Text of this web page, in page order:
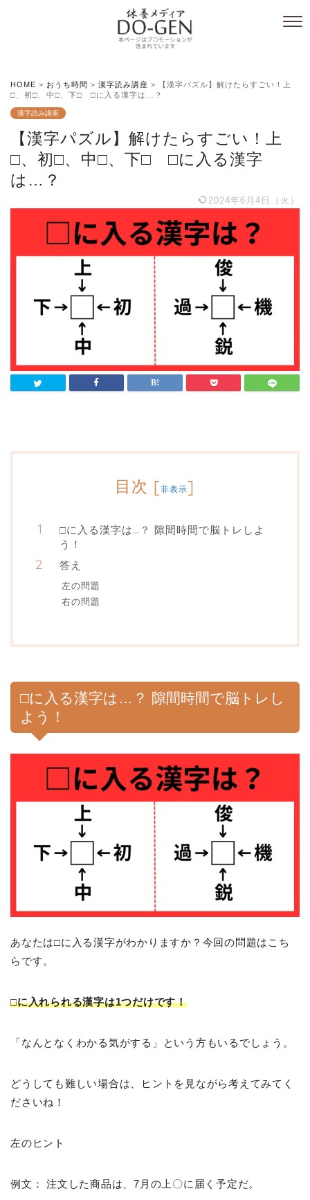
HOME > おうち時間 > 漢字読み講座 >
【漢字パズル】解けたらすごい！上
□、初□、中□、下□ □に入る漢字は…？
漢字読み講座
【漢字パズル】解けたらすごい！上
□、初□、中□、下□ □に入る漢字
は…？
2024年6月4日（火）
目次 [非表示]
□に入る漢字は…？ 隙間時間で脳トレしよ
う！
答え
左の問題
右の問題
□に入る漢字は…？ 隙間時間で脳トレし
よう！
あなたは□に入る漢字がわかりますか？今回の問題はこち
らです。
□に入れられる漢字は1つだけです！
「なんとなくわかる気がする」という方もいるでしょう。
どうしても難しい場合は、ヒントを見ながら考えてみてく
ださいね！
左のヒント
例文： 注文した商品は、7月の上〇に届く予定だ。